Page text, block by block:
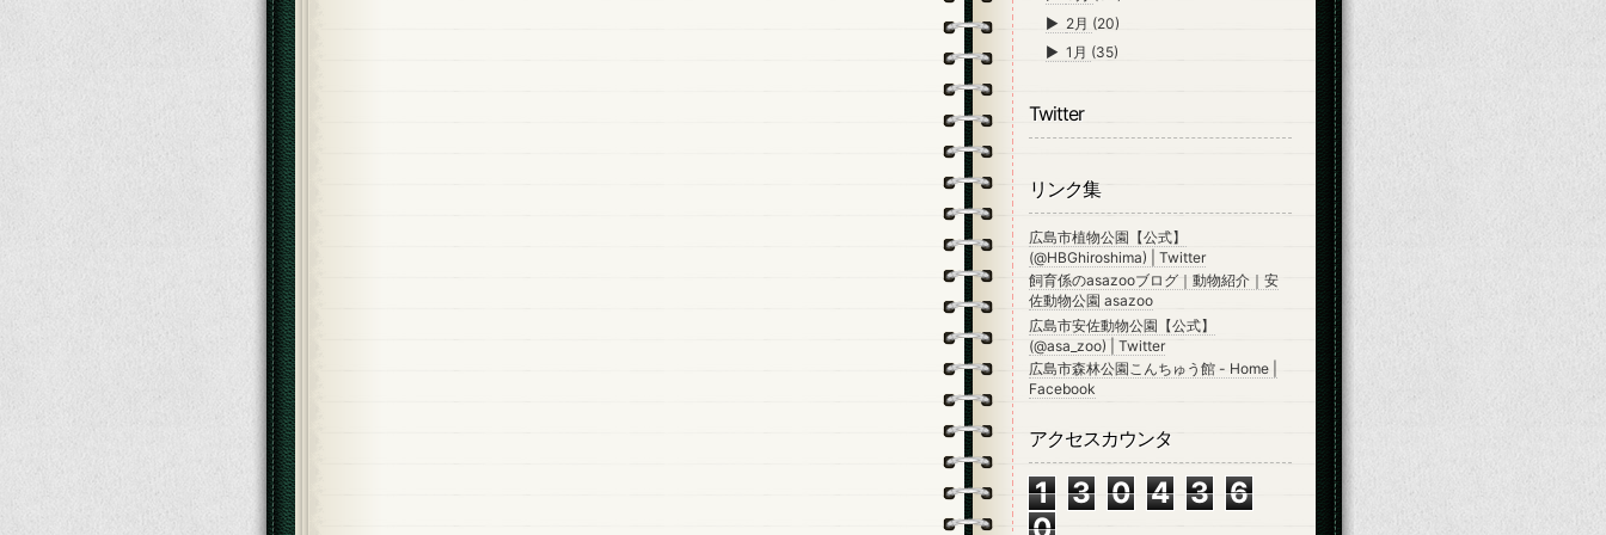
► 2月 (20)
►1月 (35)
Twitter
リンク集
広島市植物公園【公式】
(@HBGhiroshima) | Twitter
飼育係のasazooブログ｜動物紹介｜安
佐動物公園 asazoo
広島市安佐動物公園【公式】
(@asa_zoo) | Twitter
広島市森林公園こんちゅう館 - Home |
Facebook
アクセスカウンタ
1 3 0 4 3 6